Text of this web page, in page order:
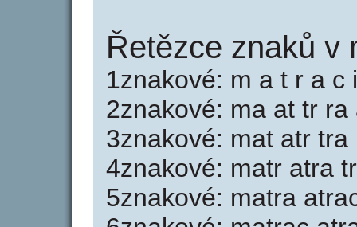
Řetězce znaků v
1znakové: m a t r a c
2znakové: ma at tr ra
3znakové: mat atr tra
4znakové: matr atra
5znakové: matra